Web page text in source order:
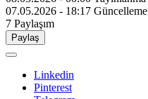
07.05.2026 - 18:17 Güncelleme
7 Paylaşım
Paylaş
Linkedin
Pinterest